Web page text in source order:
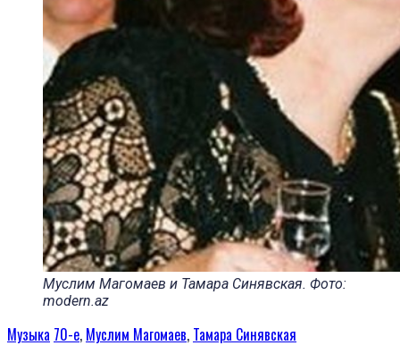
Муслим Магомаев и Тамара Синявская. Фото:
modern.az
Музыка 70-е, Муслим Магомаев, Тамара Синявская